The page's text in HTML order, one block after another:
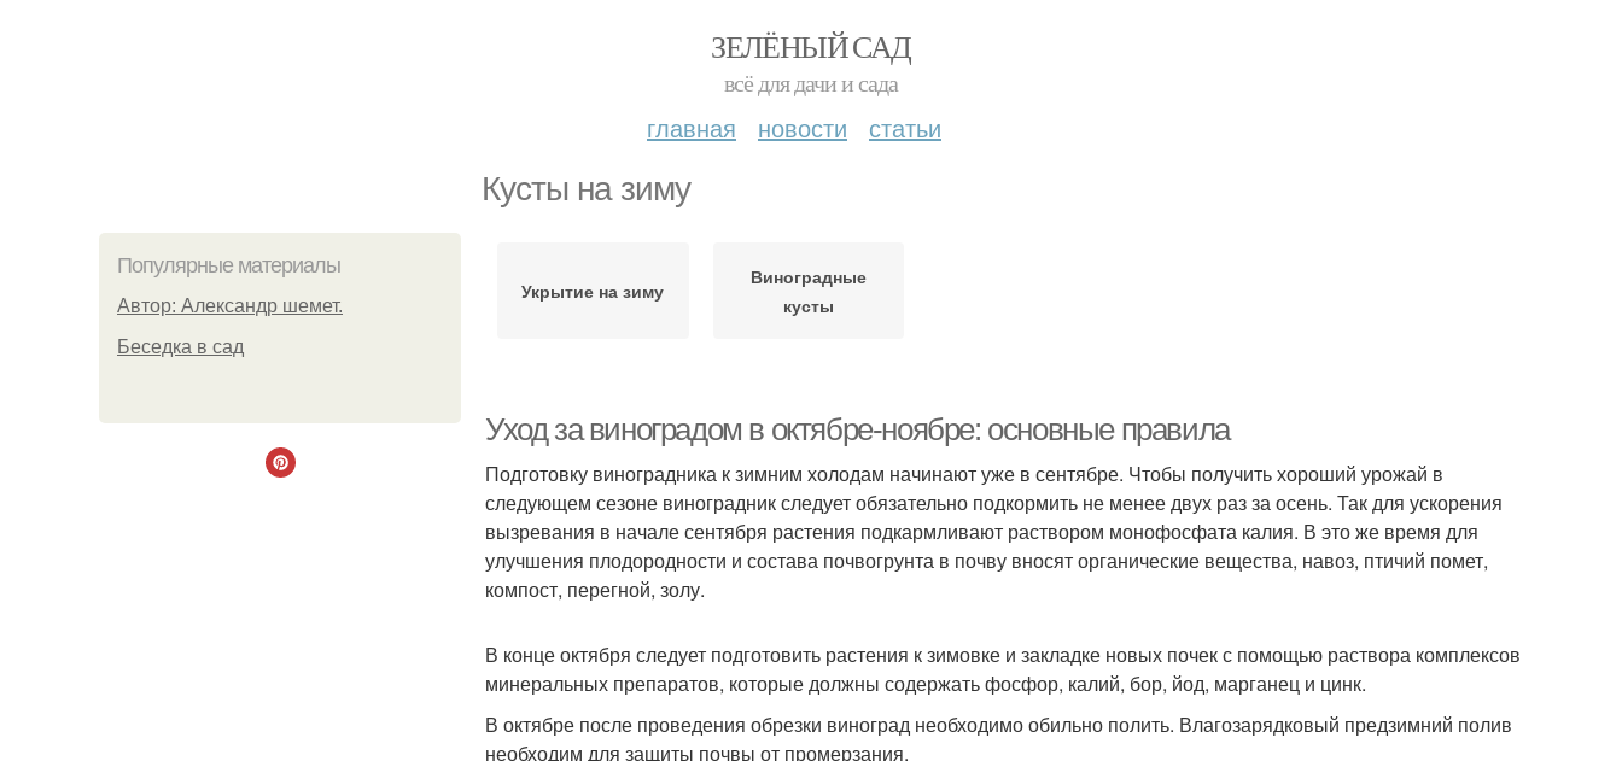
ЗЕЛЁНЫЙ САД
всё для дачи и сада
главная новости статьи
Кусты на зиму
Популярные материалы
Автор: Александр шемет.
Беседка в сад
Укрытие на зиму
Виноградные
кусты
Уход за виноградом в октябре-ноябре: основные правила
Подготовку виноградника к зимним холодам начинают уже в сентябре. Чтобы получить хороший урожай в
следующем сезоне виноградник следует обязательно подкормить не менее двух раз за осень. Так для ускорения
вызревания в начале сентября растения подкармливают раствором монофосфата калия. В это же время для
улучшения плодородности и состава почвогрунта в почву вносят органические вещества, навоз, птичий помет,
компост, перегной, золу.
В конце октября следует подготовить растения к зимовке и закладке новых почек с помощью раствора комплексов
минеральных препаратов, которые должны содержать фосфор, калий, бор, йод, марганец и цинк.
В октябре после проведения обрезки виноград необходимо обильно полить. Влагозарядковый предзимний полив
необходим для защиты почвы от промерзания.